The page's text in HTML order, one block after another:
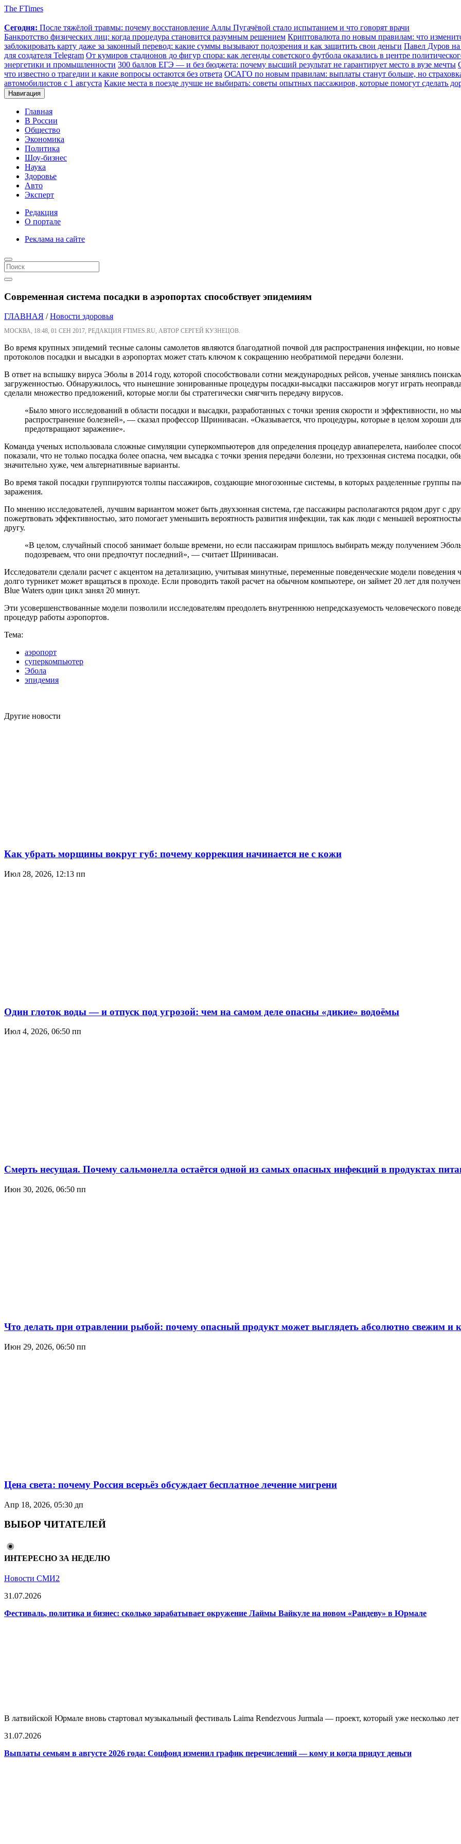
The FTimes
Сегодня: После тяжёлой травмы: почему восстановление Аллы Пугачёвой стало испытанием и что говорят врачи
Банкротство физических лиц: когда процедура становится разумным решением Криптовалюта по новым правилам: что
заблокировать карту даже за законный перевод: какие суммы вызывают подозрения и как защитить свои деньги Павел Дуров на
для создателя Telegram От кумиров стадионов до фигур спора: как легенды советского футбола оказались в центре
энергетики и промышленности 300 баллов ЕГЭ — и без бюджета: почему высший результат не гарантирует место в вузе мечты
что известно о трагедии и какие вопросы остаются без ответа ОСАГО по новым правилам: выплаты станут больше, но
автомобилистов с 1 августа Какие места в поезде лучше не выбирать: советы опытных пассажиров, которые помогут сделать
Навигация
Главная
В России
Общество
Экономика
Политика
Шоу-бизнес
Наука
Здоровье
Авто
Эксперт
Редакция
О портале
Реклама на сайте
Современная система посадки в аэропортах способствует эпидемиям
ГЛАВНАЯ /Новости здоровья
МОСКВА, 18:48, 01 СЕН 2017, РЕДАКЦИЯ FTIMES.RU, АВТОР СЕРГЕЙ КУЗНЕЦОВ.
Во время крупных эпидемий тесные салоны самолетов являются благодатной почвой для распространения инфекции, но
протоколов посадки и высадки в аэропортах может стать ключом к сокращению необратимой передачи болезни.
В ответ на вспышку вируса Эболы в 2014 году, которой способствовали сотни международных рейсов, ученые занялись
загруженностью. Обнаружилось, что нынешние зонированные процедуры посадки-высадки пассажиров могут играть
сделали множество предложений, которые могли бы стратегически смягчить передачу вирусов.
«Было много исследований в области посадки и высадки, разработанных с точки зрения скорости и эффективности,
распространение болезней», — сказал профессор Шринивасан. «Оказывается, что процедуры, которые в целом хороши
предотвращают заражение».
Команда ученых использовала сложные симуляции суперкомпьютеров для определения процедур авиаперелета, наиболее
показали, что не только посадка более опасна, чем высадка с точки зрения передачи болезни, но трехзонная система
значительно хуже, чем альтернативные варианты.
Во время такой посадки группируются толпы пассажиров, создающие многозонные системы, в которых разделенные группы
заражения.
По мнению исследователей, лучшим вариантом может быть двухзонная система, где пассажиры располагаются рядом друг с
пожертвовать эффективностью, зато помогает уменьшить вероятность развития инфекции, так как люди с меньшей
другу.
«В целом, случайный способ занимает больше времени, но если пассажирам пришлось выбирать между получением
подозреваем, что они предпочтут последний», — считает Шринивасан.
Исследователи сделали расчет с акцентом на детализацию, учитывая минутные, переменные поведенческие модели
долго турникет может вращаться в проходе. Если проводить такой расчет на обычном компьютере, он займет 20 лет для
Blue Waters один цикл занял 20 минут.
Эти усовершенствованные модели позволили исследователям преодолеть внутреннюю непредсказуемость человеческого
процедур работы аэропортов.
Тема:
аэропорт
суперкомпьютер
Эбола
эпидемия
Другие новости
Как убрать морщины вокруг губ: почему коррекция начинается не с кожи
Июл 28, 2026, 12:13 пп
Один глоток воды — и отпуск под угрозой: чем на самом деле опасны «дикие» водоёмы
Июл 4, 2026, 06:50 пп
Смерть несущая. Почему сальмонелла остаётся одной из самых опасных инфекций в продуктах
Июн 30, 2026, 06:50 пп
Что делать при отравлении рыбой: почему опасный продукт может выглядеть абсолютно свежим и
Июн 29, 2026, 06:50 пп
Цена света: почему Россия всерьёз обсуждает бесплатное лечение мигрени
Апр 18, 2026, 05:30 дп
ВЫБОР ЧИТАТЕЛЕЙ
ИНТЕРЕСНО ЗА НЕДЕЛЮ
Новости СМИ2
31.07.2026
Фестиваль, политика и бизнес: сколько зарабатывает окружение Лаймы Вайкуле на новом «Рандеву» в Юрмале
В латвийской Юрмале вновь стартовал музыкальный фестиваль Laima Rendezvous Jurmala — проект, который уже несколько лет
31.07.2026
Выплаты семьям в августе 2026 года: Соцфонд изменил график перечислений — кому и когда придут деньги